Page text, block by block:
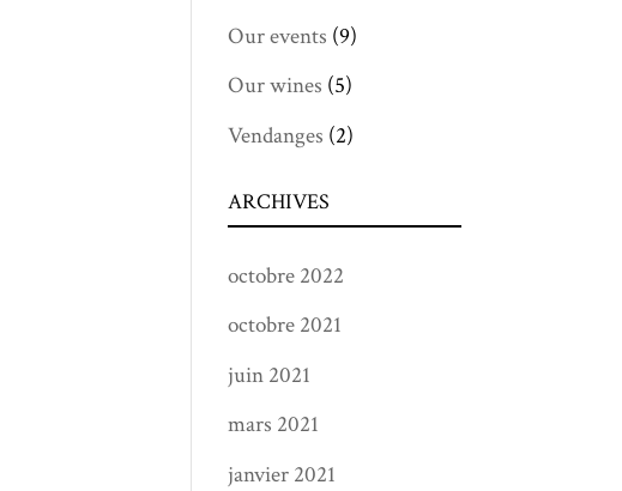
Our events (9)
Our wines (5)
Vendanges (2)
ARCHIVES
octobre 2022
octobre 2021
juin 2021
mars 2021
janvier 2021